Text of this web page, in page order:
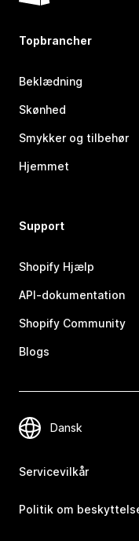
Topbrancher
Beklædning
Skønhed
Smykker og tilbehør
Hjemmet
Support
Shopify Hjælp
API-dokumentation
Shopify Community
Blogs
Servicevilkår
Politik om